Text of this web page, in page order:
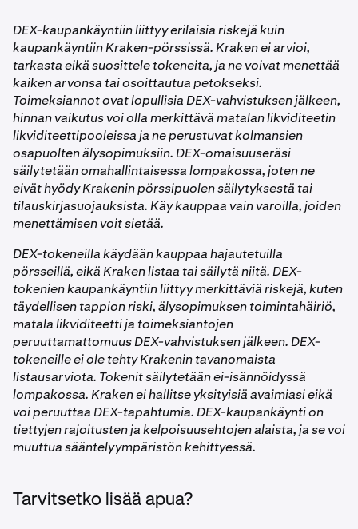
myyt, Kraken kattaa verkkomaksun puolestasi –
sinun ei tarvitse pitää ETH:tä tai muuta gas-tokenia
hallussasi.
Kaikilla lohkoketjuilla:
•
DEX-swap-maksu: taustalla olevan
likviditeettipoolin perimä maksu, joka sisältyy
toteutushintaan.
Koko maksuyhteenveto, mukaan lukien arvioitu
toimeksiantonäytöllä ennen kaupan vahvistamista.
valtuutustasi. Jos kauppa epäonnistuu tai peruutetaan,
varat palautetaan Kraken-saldollesi.
sovelluksessa. Vain DEX-kaupankäyntivirran kautta
ostetut tokenit ovat kaupattavissa.
talletuksia. Jos haluat käyttää lompakkoasi itsenäisesti,
voit viedä yksityisen avaimen tilisi asetuksista ja tuoda
sen yhteensopivaan ulkoiseen lompakkosovellukseen.
DEX-kaupankäyntiin liittyy erilaisia riskejä kuin
kaupankäyntiin Kraken-pörssissä. Kraken ei arvioi,
tarkasta eikä suosittele tokeneita, ja ne voivat menettää
kaiken arvonsa tai osoittautua petokseksi.
Toimeksiannot ovat lopullisia DEX-vahvistuksen jälkeen,
hinnan vaikutus voi olla merkittävä matalan likviditeetin
likviditeettipooleissa ja ne perustuvat kolmansien
osapuolten älysopimuksiin. DEX-omaisuuseräsi
säilytetään omahallintaisessa lompakossa, joten ne
eivät hyödy Krakenin pörssipuolen säilytyksestä tai
tilauskirjasuojauksista. Käy kauppaa vain varoilla, joiden
menettämisen voit sietää.
DEX-tokeneilla käydään kauppaa hajautetuilla
pörsseillä, eikä Kraken listaa tai säilytä niitä. DEX-
tokenien kaupankäyntiin liittyy merkittäviä riskejä, kuten
täydellisen tappion riski, älysopimuksen toimintahäiriö,
matala likviditeetti ja toimeksiantojen
peruuttamattomuus DEX-vahvistuksen jälkeen. DEX-
tokeneille ei ole tehty Krakenin tavanomaista
listausarviota. Tokenit säilytetään ei-isännöidyssä
lompakossa. Kraken ei hallitse yksityisiä avaimiasi eikä
voi peruuttaa DEX-tapahtumia. DEX-kaupankäynti on
tiettyjen rajoitusten ja kelpoisuusehtojen alaista, ja se voi
muuttua sääntelyympäristön kehittyessä.
Tarvitsetko lisää apua?